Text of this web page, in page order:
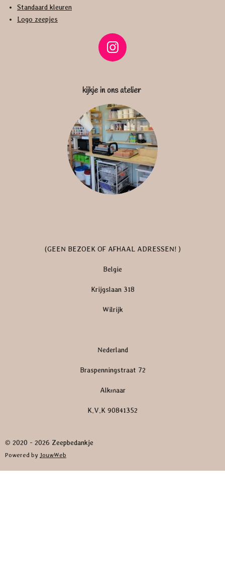
Standaard kleuren
Logo zeepjes
I
t
a
g
r
a
m
kijkje in ons atelier
(GEEN BEZOEK OF AFHAAL ADRESSEN! )
Belgie
Krijgslaan 318
Wilrijk
Nederland
Braspenningstraat 72
Alkmaar
K.V.K 90841352
© 2020 - 2026 Zeepbedankje
Powered by JouwWeb